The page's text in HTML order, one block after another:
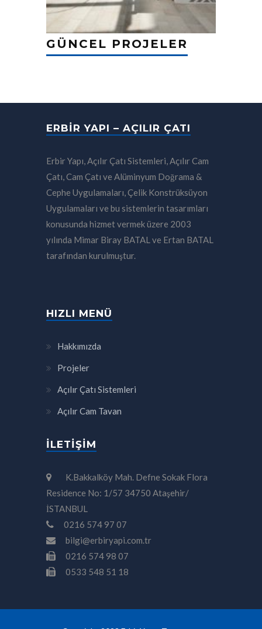
GÜNCEL PROJELER
ERBIR YAPI – AÇILIR ÇATI
Erbir Yapı, Açılır Çatı Sistemleri, Açılır Cam
Çatı, Cam Çatı ve Alüminyum Doğrama &
Cephe Uygulamaları, Çelik Konstrüksüyon
Uygulamaları ve bu sistemlerin tasarımları
konusunda hizmet vermek üzere 2003
yılında Mimar Biray BATAL ve Ertan BATAL
tarafından kurulmuştur.
HIZLI MENÜ
Hakkımızda
Projeler
Açılır Çatı Sistemleri
Açılır Cam Tavan
İLETIŞIM
K.Bakkalköy Mah. Defne Sokak Flora
Residence No: 1/57 34750 Ataşehir/
İSTANBUL
0216 574 97 07
bilgi@erbiryapi.com.tr
0216 574 98 07
0533 548 51 18